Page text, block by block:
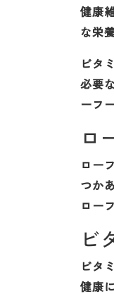
健康
な栄
ビタ
必要
ーフ
ロ
ロー
つか
ロー
ビ
ビタ
健康